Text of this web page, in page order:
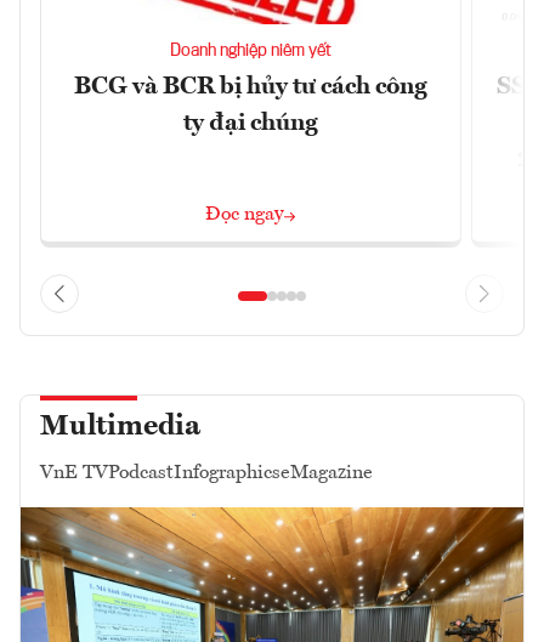
Doanh nghiệp niêm yết
BCG và BCR bị hủy tư cách công
ty đại chúng
Đọc ngay
SSI
Multimedia
VnE TVPodcastInfographicseMagazine